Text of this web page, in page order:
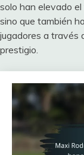
solo han elevado
sino que también
jugadores a través
prestigio.